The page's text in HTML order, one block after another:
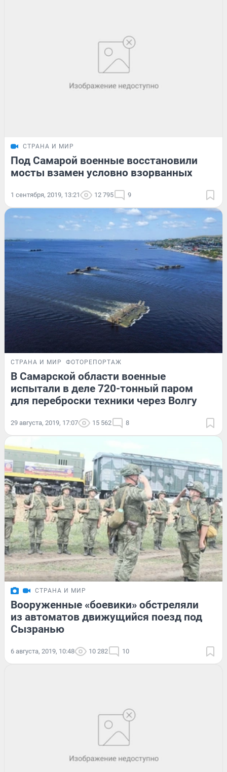
СТРАНА И МИР
Под Самарой военные восстановили
мосты взамен условно взорванных
1 сентября, 2019, 13:21 12 795 9
СТРАНА И МИР ФОТОРЕПОРТАЖ
В Самарской области военные
испытали в деле 720-тонный паром
для переброски техники через Волгу
29 августа, 2019, 17:07 15 562 8
СТРАНА И МИР
Вооруженные «боевики» обстреляли
из автоматов движущийся поезд под
Сызранью
6 августа, 2019, 10:48 10 282 10